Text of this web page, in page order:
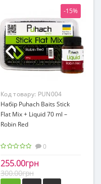
-15%
Код товару: PUN004
Набір Puhach Baits Stick
Flat Mix + Liquid 70 ml –
Robin Red
0
255.00грн
300.00грн